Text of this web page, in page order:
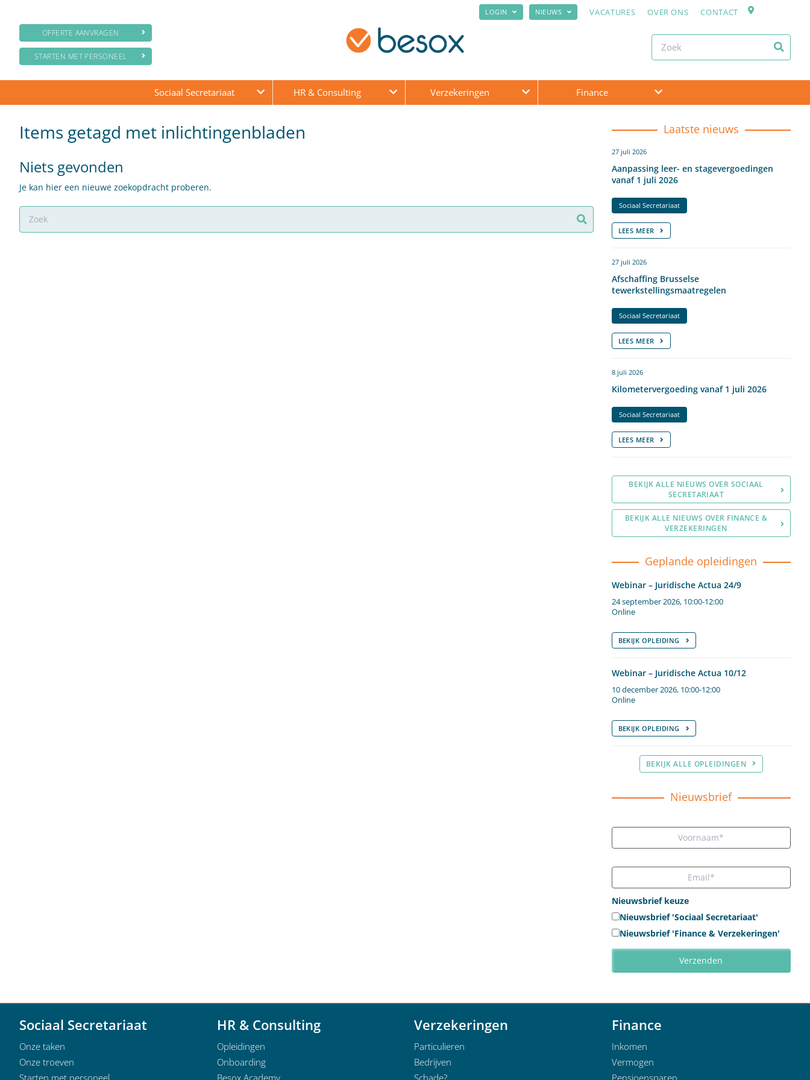
OFFERTE AANVRAGEN
STARTEN MET PERSONEEL
LOGIN NIEUWS VACATURES OVER ONS CONTACT
Sociaal Secretariaat HR & Consulting Verzekeringen Finance
Items getagd met inlichtingenbladen
Niets gevonden
Je kan hier een nieuwe zoekopdracht proberen.
Laatste nieuws
27 juli 2026
Aanpassing leer- en stagevergoedingen
vanaf 1 juli 2026
Sociaal Secretariaat
LEES MEER
27 juli 2026
Afschaffing Brusselse
tewerkstellingsmaatregelen
Sociaal Secretariaat
LEES MEER
8 juli 2026
Kilometervergoeding vanaf 1 juli 2026
Sociaal Secretariaat
LEES MEER
BEKIJK ALLE NIEUWS OVER SOCIAAL
SECRETARIAAT
BEKIJK ALLE NIEUWS OVER FINANCE &
VERZEKERINGEN
Geplande opleidingen
Webinar – Juridische Actua 24/9
24 september 2026, 10:00-12:00
Online
BEKIJK OPLEIDING
Webinar – Juridische Actua 10/12
10 december 2026, 10:00-12:00
Online
BEKIJK OPLEIDING
BEKIJK ALLE OPLEIDINGEN
Nieuwsbrief
Nieuwsbrief keuze
Nieuwsbrief 'Sociaal Secretariaat'
Nieuwsbrief 'Finance & Verzekeringen'
Sociaal Secretariaat
Onze taken
Onze troeven
Starten met personeel
HR & Consulting
Opleidingen
Onboarding
Besox Academy
Verzekeringen
Particulieren
Bedrijven
Schade?
Finance
Inkomen
Vermogen
Pensioensparen